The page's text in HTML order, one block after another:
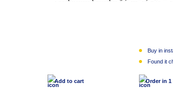
Buy in
Found it
Add to cart Order in 1